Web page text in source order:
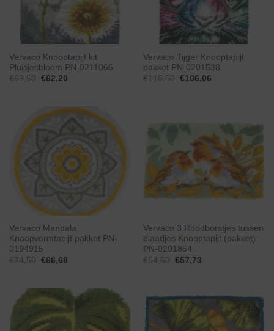
Vervaco Knooptapijt kit
Pluisjesbloem PN-0211066
€69,50 €62,20
Vervaco Tijger Knooptapijt
pakket PN-0201538
€118,50 €106,06
Vervaco Mandala
Knoopvormtapijt pakket PN-
0194915
€74,50 €66,68
Vervaco 3 Roodborstjes tussen
blaadjes Knooptapijt (pakket)
PN-0201854
€64,50 €57,73